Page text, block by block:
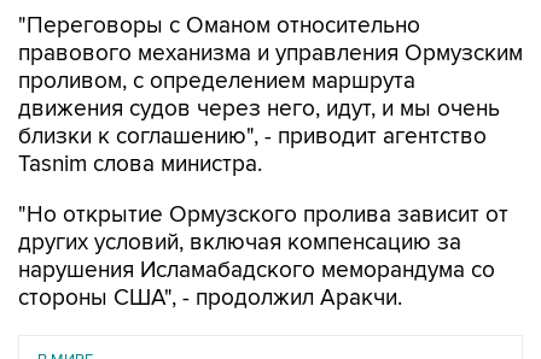
проливом, с определением маршрута
движения судов через него, идут, и мы очень
близки к соглашению", - приводит агентство
Tasnim слова министра.
"Но открытие Ормузского пролива зависит от
нарушения Исламабадского меморандума со
стороны США", - продолжил Аракчи.
В МИРЕ